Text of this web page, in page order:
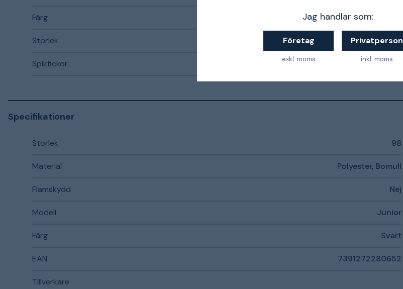
Jag handlar som:
Företag
exkl. moms
Privatperson
inkl. moms
Färg
Storlek 98
Spikfickor
Specifikationer
Storlek 98
Material Polyester, Bomull
Flamskydd Nej
Modell Junior
Färg Svart
EAN 7391272280652
Tillverkare